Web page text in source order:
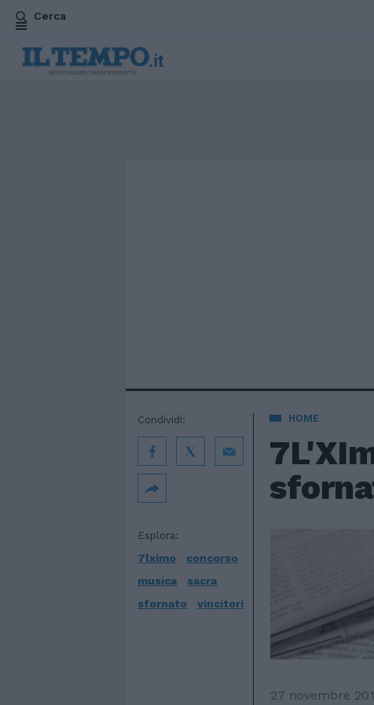
Cerca
HOME
Esplora:
7lximo
concorso
musica
sacra
sfornato
vincitori
Condividi:
27 novembre